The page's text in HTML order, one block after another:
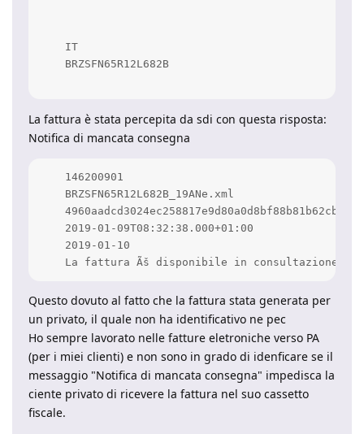
    IT
    BRZSFN65R12L682B
La fattura è stata percepita da sdi con questa risposta:
Notifica di mancata consegna
    146200901
    BRZSFN65R12L682B_19ANe.xml
    2019-01-09T08:32:38.000+01:00
    2019-01-10
La fattura Ãš disponibile in consultazione
Questo dovuto al fatto che la fattura stata generata per
un privato, il quale non ha identificativo ne pec
Ho sempre lavorato nelle fatture eletroniche verso PA
(per i miei clienti) e non sono in grado di idenficare se il
messaggio "Notifica di mancata consegna" impedisca la
ciente privato di ricevere la fattura nel suo cassetto
fiscale.